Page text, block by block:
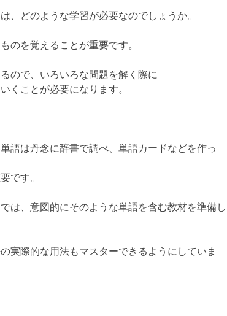
、どのような学習が必要なのでしょうか。
のを覚えることが重要です。
ので、いろいろな問題を解く際に
くことが必要になります。
語は丹念に辞書で調べ、単語カードなどを作っ
です。
は、意図的にそのような単語を含む教材を準備し
実際的な用法もマスターできるようにしていま